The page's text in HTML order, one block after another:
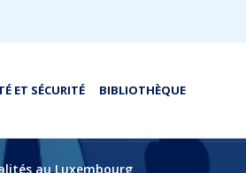
ET SÉCURITÉ BIBLIOTHÈQUE
au Luxembourg